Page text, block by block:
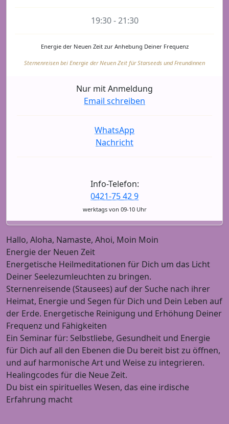
19:30 - 21:30
Energie der Neuen Zeit zur Anhebung Deiner Frequenz
Sternenreisen bei Energie der Neuen Zeit für Starseeds und Freundinnen
Nur mit Anmeldung
Email schreiben
WhatsApp
Nachricht
Info-Telefon:
0421-75 42 9
werktags von 09-10 Uhr
Hallo, Aloha, Namaste, Ahoi, Moin Moin
Energie der Neuen Zeit
Energetische Heilmeditationen für Dich um das Licht
Deiner Seelezumleuchten zu bringen.
Sternenreisende (Stausees) auf der Suche nach ihrer
Heimat, Energie und Segen für Dich und Dein Leben auf
der Erde. Energetische Reinigung und Erhöhung Deiner
Frequenz und Fähigkeiten
Ein Seminar für: Selbstliebe, Gesundheit und Energie
für Dich auf all den Ebenen die Du bereit bist zu öffnen,
und auf harmonische Art und Weise zu integrieren.
Healingcodes für die Neue Zeit.
Du bist ein spirituelles Wesen, das eine irdische
Erfahrung macht